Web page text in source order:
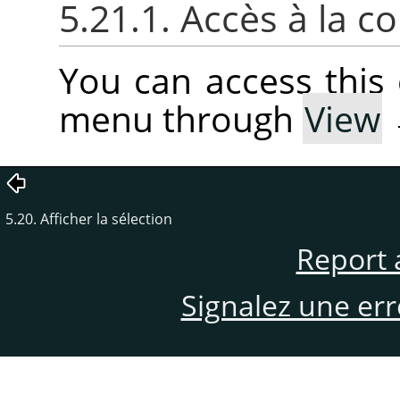
5.21.1. Accès à la
You can access
menu through View
5.20. Afficher la sélection
Report
Signalez une